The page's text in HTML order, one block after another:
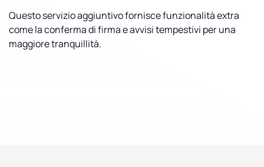
Questo servizio aggiuntivo fornisce funzionalità extra
come la conferma di firma e avvisi tempestivi per una
maggiore tranquillità.